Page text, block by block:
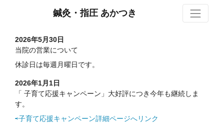
鍼灸・指圧 あかつき
2026年5月30日
当院の営業について
休診日は毎週月曜日です。
2026年1月1日
「 子育て応援キャンペーン」大好評につき今年も継続しま
す。
⇨子育て応援キャンペーン詳細ページへリンク